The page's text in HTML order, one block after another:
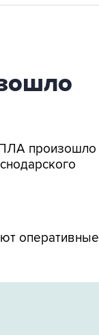
произошло
оперативные